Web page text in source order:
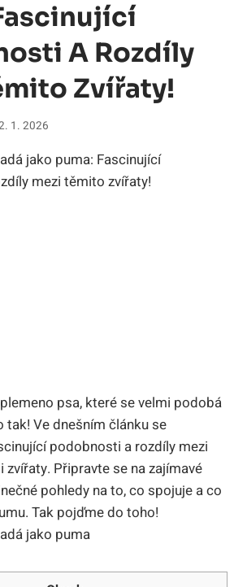
A Rozdíly
Zvířaty!
1. 2026
psa, které se velmi podobá
tak! Ve dnešním článku se
podobnosti a rozdíly mezi
Připravte se na zajímavé
pohledy na to, co spojuje a co
Tak pojďme do toho!